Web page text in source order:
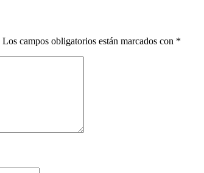
Los campos obligatorios están marcados con *